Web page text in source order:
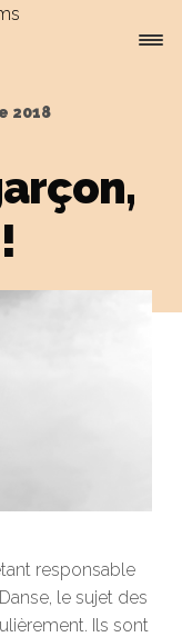
2018
responsable
le sujet des
Ils sont